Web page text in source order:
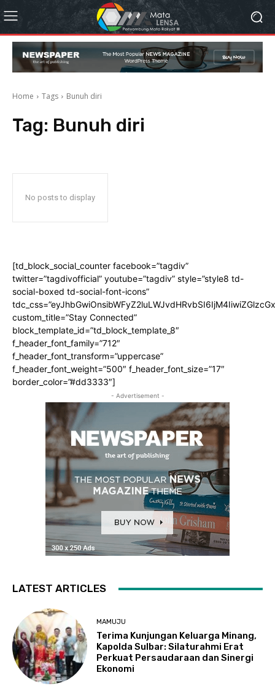
Home Tags Bunuh diri
Tag: Bunuh diri
No posts to display
[td_block_social_counter facebook=”tagdiv”
twitter=”tagdivofficial” youtube=”tagdiv” style=”style8 td-
social-boxed td-social-font-icons”
custom_title=”Stay Connected”
block_template_id=”td_block_template_8″
f_header_font_family=”712″
f_header_font_transform=”uppercase”
f_header_font_weight=”500″ f_header_font_size=”17″
border_color=”#dd3333″]
- Advertisement -
LATEST ARTICLES
MAMUJU
Terima Kunjungan Keluarga Minang,
Kapolda Sulbar: Silaturahmi Erat
Perkuat Persaudaraan dan Sinergi
Ekonomi